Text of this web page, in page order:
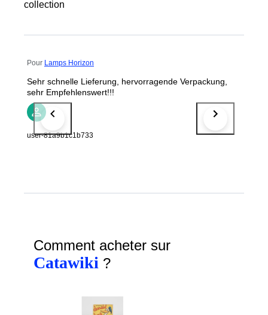
collection
Pour Lamps Horizon
Sehr schnelle Lieferung, hervorragende Verpackung,
sehr Empfehlenswert!!!
user-81a9b1c1b733
Comment acheter sur
Catawiki ?